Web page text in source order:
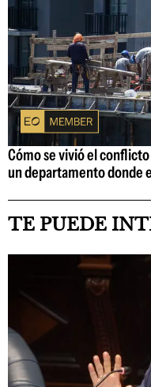
Cómo se vivió el
un departamento donde
TE PUEDE